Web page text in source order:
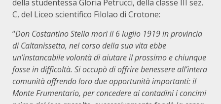
della studentessa Gloria Petrucci, della classe III sez.
C, del Liceo scientifico Filolao di Crotone:
“Don Costantino Stella morìil 6 luglio 1919 in provincia
di Caltanissetta, nel corso della sua vita ebbe
un’instancabile volontà di aiutare il prossimo e chiunque
fosse in difficoltà. Si occupò di offrire benessere all’intera
comunità offrendo loro dueopportunitàimportanti: il
Monte Frumentario, per concedere ai contadini i concimi